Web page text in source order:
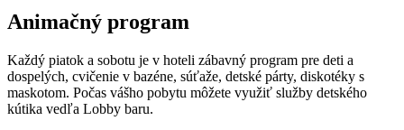
Animačný program
Každý piatok a sobotu je v hoteli zábavný program pre deti a
dospelých, cvičenie v bazéne, súťaže, detské párty, diskotéky s
maskotom. Počas vášho pobytu môžete využiť služby detského
kútika vedľa Lobby baru.